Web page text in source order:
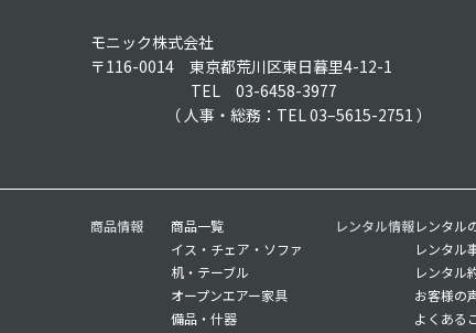
モニック株式会社
〒116-0014 東京都荒川区東日暮里4-12-1
TEL 03-6458-3977
（ 人事・総務：TEL 03–5615-2751 ）
商品情報
商品一覧
イス・チェア・ソファ
机・テーブル
オープンエアー家具
備品・什器
レンタル情報レンタル
レンタル
レンタル
お客様の
よくある